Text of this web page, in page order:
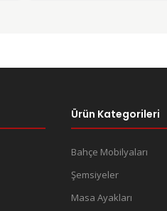
Ürün Kategorileri
Bahçe Mobilyaları
Şemsiyeler
Masa Ayakları